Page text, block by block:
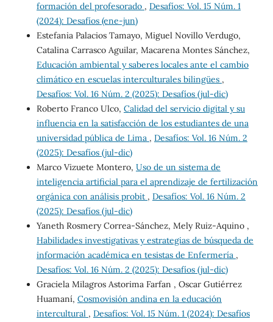
formación del profesorado , Desafíos: Vol. 15 Núm. 1
(2024): Desafíos (ene-jun)
Estefania Palacios Tamayo, Miguel Novillo Verdugo,
Catalina Carrasco Aguilar, Macarena Montes Sánchez,
Educación ambiental y saberes locales ante el cambio
climático en escuelas interculturales bilingües ,
Desafíos: Vol. 16 Núm. 2 (2025): Desafíos (jul-dic)
Roberto Franco Ulco, Calidad del servicio digital y su
influencia en la satisfacción de los estudiantes de una
universidad pública de Lima , Desafíos: Vol. 16 Núm. 2
(2025): Desafíos (jul-dic)
Marco Vizuete Montero, Uso de un sistema de
inteligencia artificial para el aprendizaje de fertilización
orgánica con análisis probit , Desafíos: Vol. 16 Núm. 2
(2025): Desafíos (jul-dic)
Yaneth Rosmery Correa-Sánchez, Mely Ruiz-Aquino ,
Habilidades investigativas y estrategias de búsqueda de
información académica en tesistas de Enfermería ,
Desafíos: Vol. 16 Núm. 2 (2025): Desafíos (jul-dic)
Graciela Milagros Astorima Farfan , Oscar Gutiérrez
Huamaní, Cosmovisión andina en la educación
intercultural , Desafíos: Vol. 15 Núm. 1 (2024): Desafíos